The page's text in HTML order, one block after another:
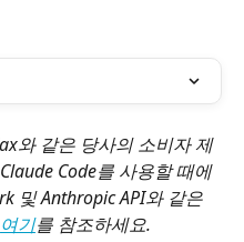
와 같은 당사의 소비자 제
Code를 사용할 때에
및 Anthropic API와 같은
여기를 참조하세요.